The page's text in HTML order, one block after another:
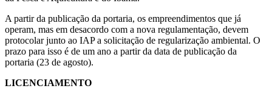
A partir da publicação da portaria, os empreendimentos que já
operam, mas em desacordo com a nova regulamentação, devem
protocolar junto ao IAP a solicitação de regularização ambiental. O
prazo para isso é de um ano a partir da data de publicação da
portaria (23 de agosto).
LICENCIAMENTO